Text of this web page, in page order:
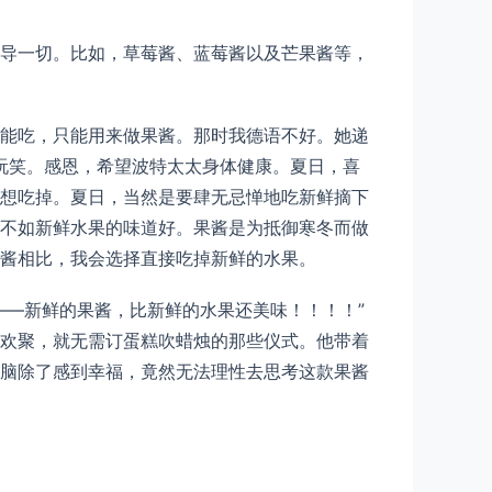
一切。比如，草莓酱、蓝莓酱以及芒果酱等，
吃，只能用来做果酱。那时我德语不好。她递
笑。感恩，希望波特太太身体健康。夏日，喜
吃掉。夏日，当然是要肆无忌惮地吃新鲜摘下
如新鲜水果的味道好。果酱是为抵御寒冬而做
比，我会选择直接吃掉新鲜的水果。
新鲜的果酱，比新鲜的水果还美味！！！！”
聚，就无需订蛋糕吹蜡烛的那些仪式。他带着
除了感到幸福，竟然无法理性去思考这款果酱